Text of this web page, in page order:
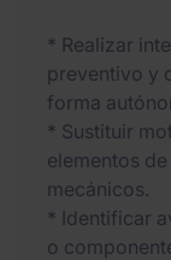
* Realizar
preventivo y
forma
* Sustituir
elementos
mecánicos.
* Identificar
o